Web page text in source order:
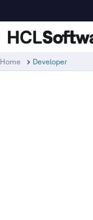
Home Developer